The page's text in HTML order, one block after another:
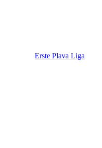
Erste Plava Liga